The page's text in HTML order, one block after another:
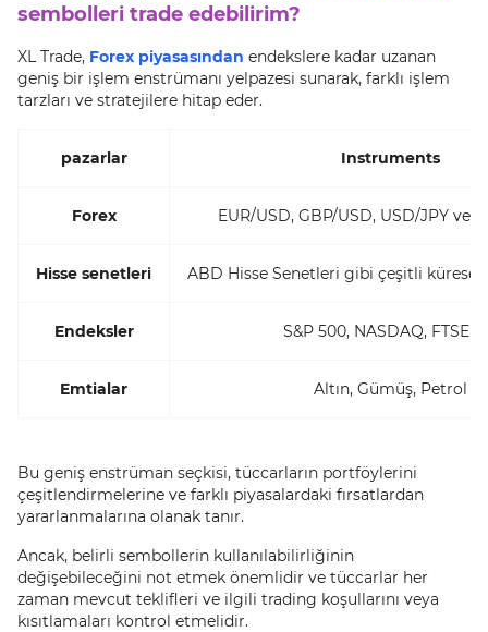
sembolleri trade edebilirim?
XL Trade, Forex piyasasından endekslere kadar uzanan
geniş bir işlem enstrümanı yelpazesi sunarak, farklı işlem
tarzları ve stratejilere hitap eder.
pazarlar Instruments
Forex EUR/USD, GBP/USD, USD/JPY ve
Hisse senetleri ABD Hisse Senetleri gibi çeşitli küresel
Endeksler S&P 500, NASDAQ, FTSE
Emtialar Altın, Gümüş, Petrol
Bu geniş enstrüman seçkisi, tüccarların portföylerini
çeşitlendirmelerine ve farklı piyasalardaki fırsatlardan
yararlanmalarına olanak tanır.
Ancak, belirli sembollerin kullanılabilirliğinin
değişebileceğini not etmek önemlidir ve tüccarlar her
zaman mevcut teklifleri ve ilgili trading koşullarını veya
kısıtlamaları kontrol etmelidir.